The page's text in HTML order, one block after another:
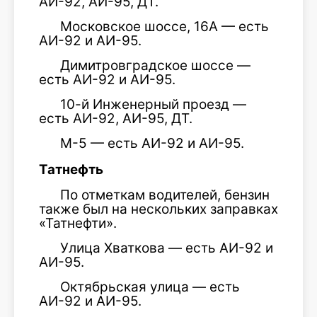
Московское шоссе, 16А — есть
АИ-92 и АИ-95.
Димитровградское шоссе —
есть АИ-92 и АИ-95.
10-й Инженерный проезд —
есть АИ-92, АИ-95, ДТ.
М-5 — есть АИ-92 и АИ-95.
Татнефть
По отметкам водителей, бензин
также был на нескольких заправках
«Татнефти».
Улица Хваткова — есть АИ-92 и
АИ-95.
Октябрьская улица — есть
АИ-92 и АИ-95.